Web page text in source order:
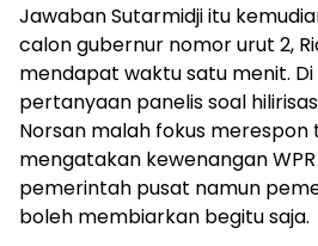
Jawaban Sutarmidji itu
calon gubernur nomor urut 2,
mendapat waktu satu menit.
pertanyaan panelis soal
Norsan malah fokus merespon
mengatakan kewenangan
pemerintah pusat namun
boleh membiarkan begitu saja.